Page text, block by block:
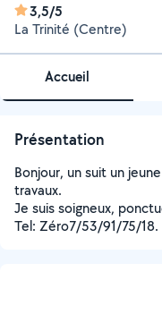
3,5/5
La Trinité (Centre)
Accueil
Présentation
Bonjour, un suit un
travaux.
Je suis soigneux,
Tel: Zéro7/53/91/75/18.